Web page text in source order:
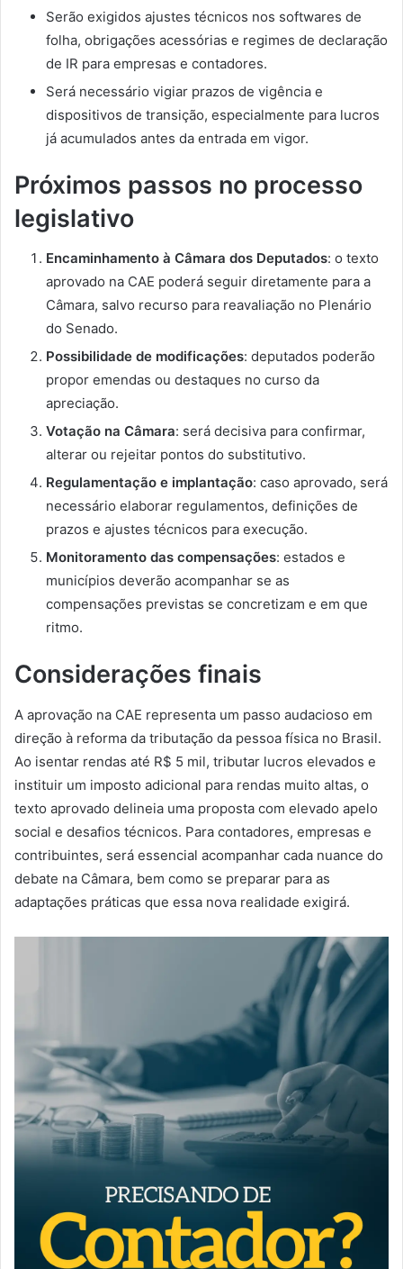
Serão exigidos ajustes técnicos nos softwares de
folha, obrigações acessórias e regimes de declaração
de IR para empresas e contadores.
Será necessário vigiar prazos de vigência e
dispositivos de transição, especialmente para lucros
já acumulados antes da entrada em vigor.
Próximos passos no processo
legislativo
Encaminhamento à Câmara dos Deputados: o texto
aprovado na CAE poderá seguir diretamente para a
Câmara, salvo recurso para reavaliação no Plenário
do Senado.
Possibilidade de modificações: deputados poderão
propor emendas ou destaques no curso da
apreciação.
Votação na Câmara: será decisiva para confirmar,
alterar ou rejeitar pontos do substitutivo.
Regulamentação e implantação: caso aprovado, será
necessário elaborar regulamentos, definições de
prazos e ajustes técnicos para execução.
Monitoramento das compensações: estados e
municípios deverão acompanhar se as
compensações previstas se concretizam e em que
ritmo.
Considerações finais
A aprovação na CAE representa um passo audacioso em
direção à reforma da tributação da pessoa física no Brasil.
Ao isentar rendas até R$ 5 mil, tributar lucros elevados e
instituir um imposto adicional para rendas muito altas, o
texto aprovado delineia uma proposta com elevado apelo
social e desafios técnicos. Para contadores, empresas e
contribuintes, será essencial acompanhar cada nuance do
debate na Câmara, bem como se preparar para as
adaptações práticas que essa nova realidade exigirá.